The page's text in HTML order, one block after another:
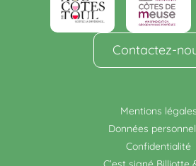
Contactez-
Mentions légales
Données
Confidentialité